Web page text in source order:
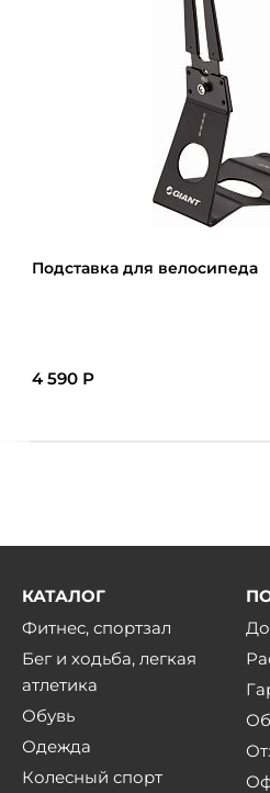
Подставка для велосипеда
4 590 Р
КАТАЛОГ
Фитнес, спортзал
Бег и ходьба, легкая
атлетика
Обувь
Одежда
Колесный спорт